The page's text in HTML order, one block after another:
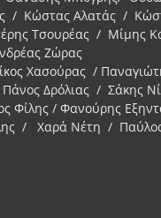
/ Κώστας Αλατάς /
Τσουρέας / Μίμης
Ζώρας
Χασούρας /
Δρόλιας / Σάκης
Φίλης / Φανούρης
/ Χαρά Νέτη /